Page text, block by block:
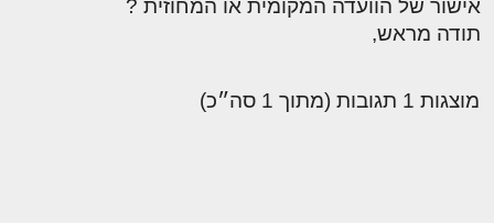
אישור של הוועדה המקומית או המחוזית ?
תודה מראש,
מוצגות 1 תגובות (מתוך 1 סה״כ)